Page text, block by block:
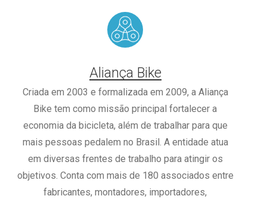
Aliança Bike
Criada em 2003 e formalizada em 2009, a Aliança
Bike tem como missão principal fortalecer a
economia da bicicleta, além de trabalhar para que
mais pessoas pedalem no Brasil. A entidade atua
em diversas frentes de trabalho para atingir os
objetivos. Conta com mais de 180 associados entre
fabricantes, montadores, importadores,